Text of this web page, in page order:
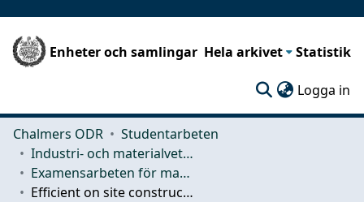
Enheter och samlingar Hela arkivet Statistik
Logga in
Chalmers ODR
Studentarbeten
Industri- och materialvetenskap (IMS)
Examensarbeten för masterexamen
Efficient on site construction of small houses with concrete wall moulds